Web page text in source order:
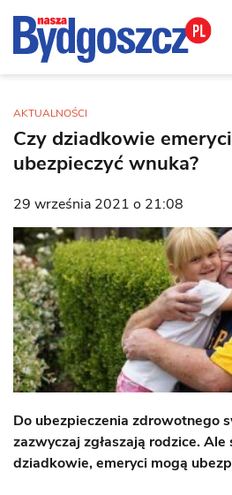
AKTUALNOŚCI
Czy dziadkowie
ubezpieczyć wnuka?
29 września 2021 o 21:08
Do ubezpieczenia zdrowotnego
zazwyczaj zgłaszają rodzice.
dziadkowie, emeryci mogą